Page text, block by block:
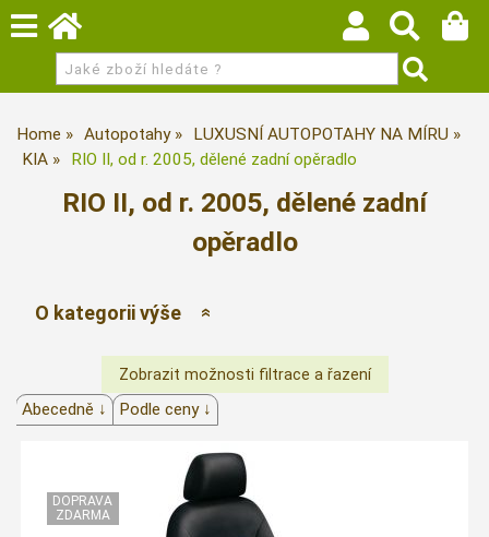
Home Autopotahy
LUXUSNÍ AUTOPOTAHY NA MÍRU
KIA
RIO II, od r. 2005, dělené zadní opěradlo
RIO II, od r. 2005, dělené zadní
opěradlo
O kategorii výše
Abecedně ↓ Podle ceny ↓